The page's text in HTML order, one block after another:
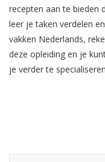
recepten aan te bieden
leer je taken verdelen
vakken Nederlands,
deze opleiding en je
je verder te